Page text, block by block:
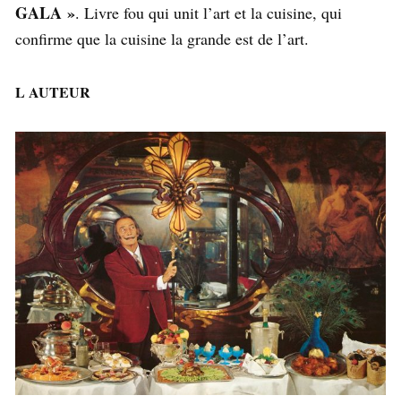
GALA ». Livre fou qui unit l’art et la cuisine, qui
confirme que la cuisine la grande est de l’art.
L AUTEUR